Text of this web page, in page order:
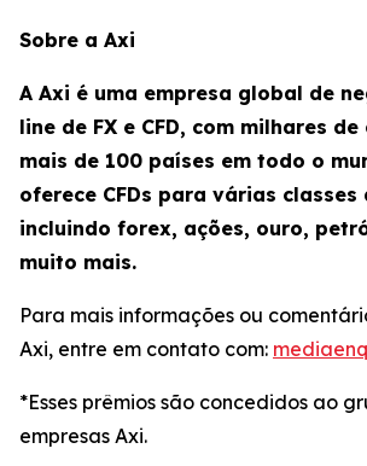
Sobre a Axi
A Axi é uma empresa global de
line de FX e CFD, com milhares
mais de 100 países em todo o
oferece CFDs para várias classes
incluindo forex, ações, ouro,
muito mais.
Para mais informações ou
Axi, entre em contato com:
*Esses prêmios são concedidos ao
empresas Axi.